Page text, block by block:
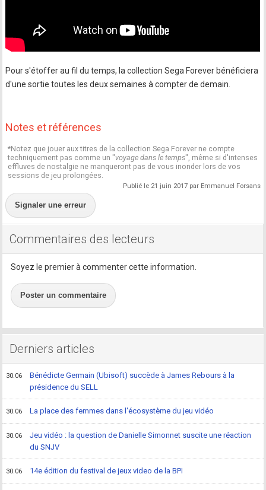
Pour s'étoffer au fil du temps, la collection Sega Forever bénéficiera
d'une sortie toutes les deux semaines à compter de demain.
Notes et références
*Notez que jouer aux titres de la collection Sega Forever ne compte
techniquement pas comme un "voyage dans le temps", même si d'intenses
effluves de nostalgie ne manqueront pas de vous inonder lors de vos
sessions de jeu prolongées.
Publié le 21 juin 2017 par Emmanuel Forsans
Signaler une erreur
Commentaires des lecteurs
Soyez le premier à commenter cette information.
Poster un commentaire
Derniers articles
30.06
Bénédicte Germain (Ubisoft) succède à James Rebours à la
présidence du SELL
30.06 La place des femmes dans l'écosystème du jeu vidéo
30.06
Jeu vidéo : la question de Danielle Simonnet suscite une réaction
du SNJV
30.06 14e édition du festival de jeux video de la BPI